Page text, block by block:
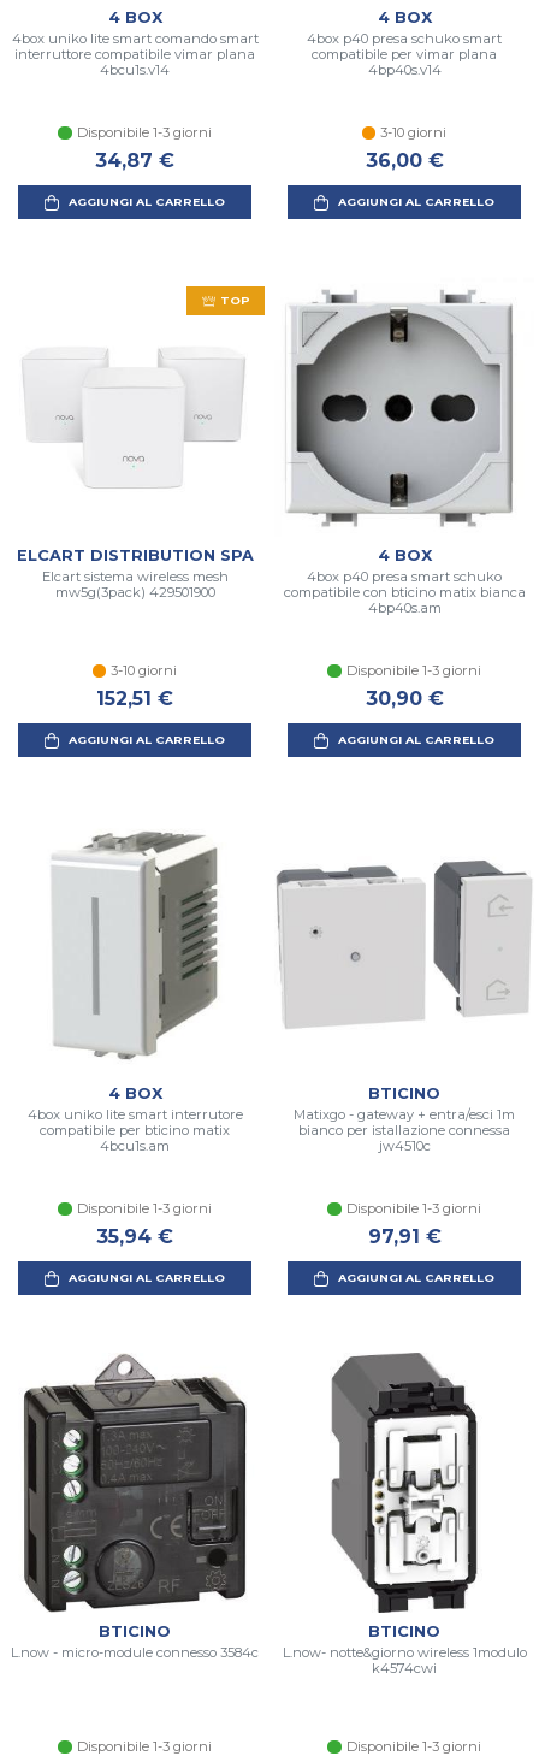
4 BOX
4box uniko lite smart comando smart
interruttore compatibile vimar plana
4bcu1s.v14
Disponibile 1-3 giorni
34,87 €
AGGIUNGI AL CARRELLO
4 BOX
4box p40 presa schuko smart
compatibile per vimar plana
4bp40s.v14
3-10 giorni
36,00 €
AGGIUNGI AL CARRELLO
TOP
ELCART DISTRIBUTION SPA
Elcart sistema wireless mesh
mw5g(3pack) 429501900
3-10 giorni
152,51 €
AGGIUNGI AL CARRELLO
4 BOX
4box p40 presa smart schuko
compatibile con bticino matix bianca
4bp40s.am
Disponibile 1-3 giorni
30,90 €
AGGIUNGI AL CARRELLO
4 BOX
4box uniko lite smart interrutore
compatibile per bticino matix
4bcu1s.am
Disponibile 1-3 giorni
35,94 €
AGGIUNGI AL CARRELLO
BTICINO
Matixgo - gateway + entra/esci 1m
bianco per istallazione connessa
jw4510c
Disponibile 1-3 giorni
97,91 €
AGGIUNGI AL CARRELLO
BTICINO
L.now - micro-module connesso 3584c
Disponibile 1-3 giorni
BTICINO
L.now- notte&giorno wireless 1modulo
k4574cwi
Disponibile 1-3 giorni